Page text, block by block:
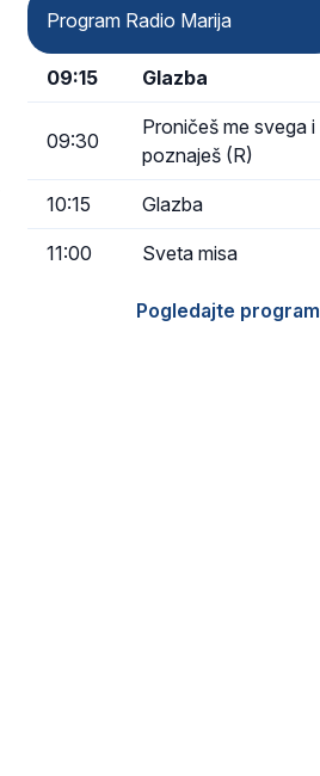
dubokom ljubavlju
Program Radio Marija
09:15 Glazba
09:30
Proničeš me svega i
poznaješ (R)
10:15 Glazba
11:00 Sveta misa
Pogledajte program